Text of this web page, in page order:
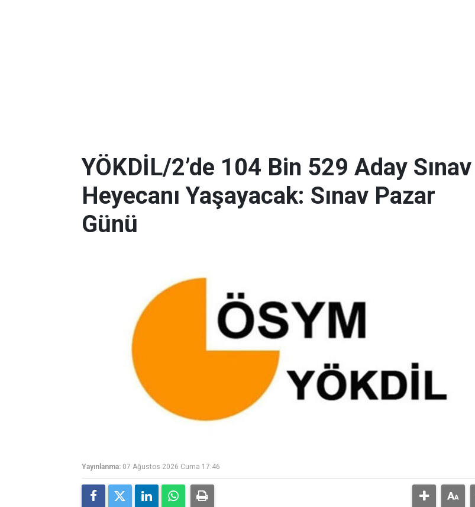
YÖKDİL/2’de 104 Bin 529 Aday Sınav
Heyecanı Yaşayacak: Sınav Pazar
Günü
Yayınlanma: 07 Ağustos 2026 Cuma 17:46